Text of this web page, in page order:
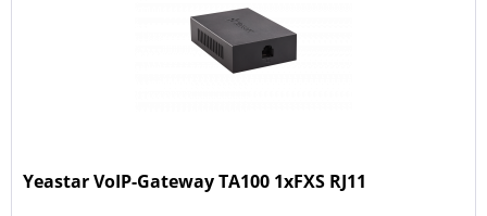
Yeastar VoIP-Gateway TA100 1xFXS RJ11